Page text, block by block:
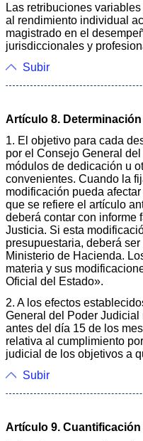
Las retribuciones
al rendimiento individual
magistrado en el
jurisdiccionales y
Subir
Artículo 8.
1. El objetivo para cada
por el Consejo General
módulos de dedicación u
convenientes. Cuando la
modificación pueda
que se refiere el artículo
deberá contar con informe
Justicia. Si esta
presupuestaria, deberá
Ministerio de Hacienda.
materia y sus
Oficial del Estado».
2. A los efectos
General del Poder
antes del día 15 de los
relativa al cumplimiento
judicial de los objetivos a
Subir
Artículo 9.